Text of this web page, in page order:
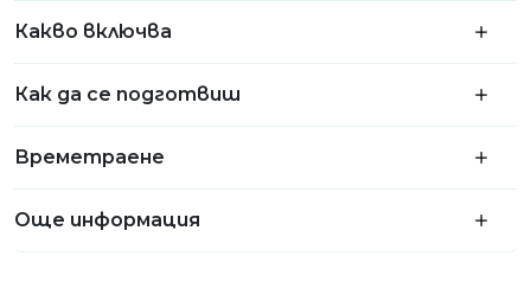
Какво включва
Как да се подготвиш
Времетраене
Още информация